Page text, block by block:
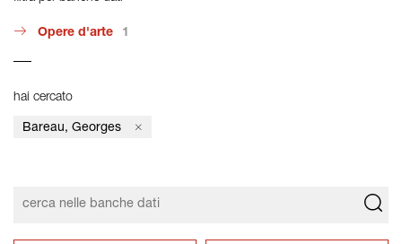
Opere d'arte 1
hai cercato
Bareau, Georges